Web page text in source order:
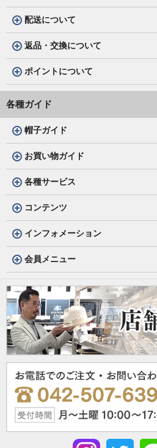
配送について
返品・交換について
ポイントについて
各種ガイド
帽子ガイド
お買い物ガイド
各種サービス
コンテンツ
インフォメーション
会員メニュー